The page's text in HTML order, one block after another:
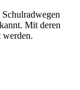
Mit deren
werden.